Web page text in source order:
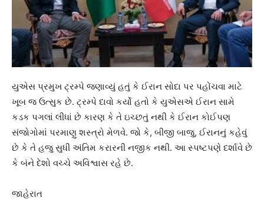
યુએસ પ્રમુખ ટ્રમ્પે જણાવ્યું હતું કે ઈરાન સોદા પર પહોંચવા માટે
ખૂબ જ ઉત્સુક છે. ટ્રમ્પે દાવો કર્યો હતો કે યુએસએ ઈરાન સામે
કડક પગલાં લીધાં છે કારણ કે તે ઇચ્છતું નથી કે ઈરાન કોઈપણ
સંજોગોમાં પરમાણુ શસ્ત્રો મેળવે. જો કે, બીજી બાજુ, ઈરાનનું કહેવું
છે કે તે હજુ સુધી અંતિમ કરારની નજીક નથી. આ સ્પષ્ટપણે દર્શાવે છે
કે બંને દેશો વચ્ચે અવિશ્વાસ રહે છે.
જાહેરાત